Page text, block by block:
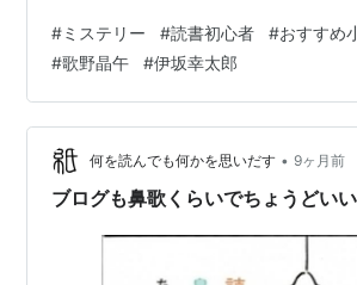
後に「当たりだった」と確信できる珠玉
を揃えています。 「ミステリーってこん
だ！」と思える最初の一冊が、必ず見
※この記事で紹介している小説の一部は
「耳で読書」できます 読みやすい構成の
で聴くことでストーリーの流れを追い…
#ミステリー #読書初心者 #おすすめ
#歌野晶午 #伊坂幸太郎
何を読んでも何かを思いだす • 9ヶ月前
ブログも鼻歌くらいでちょうどいい